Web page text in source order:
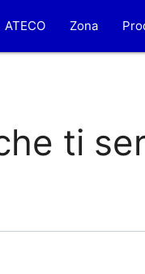
ATECO Zona
ti